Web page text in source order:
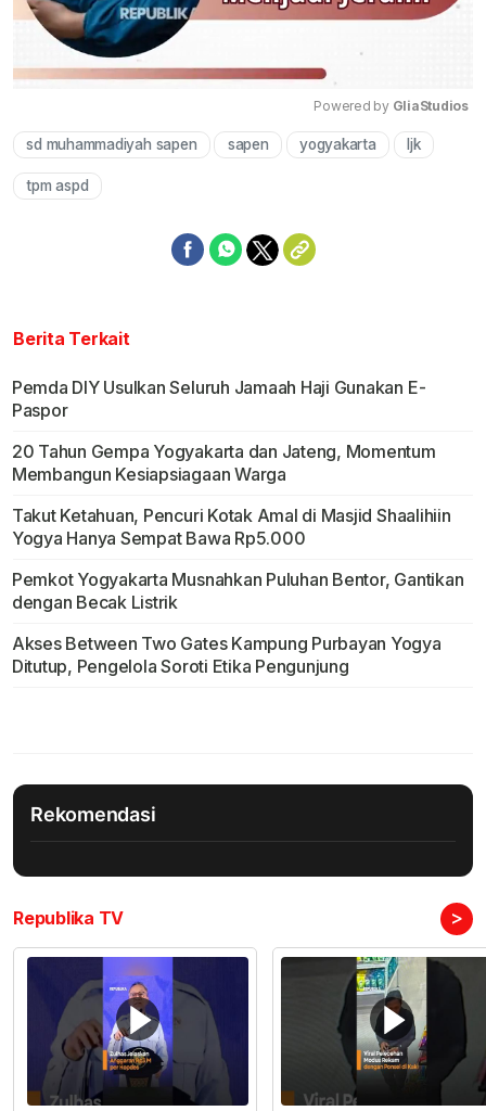
Mute
Powered by GliaStudios
sd muhammadiyah sapen sapen yogyakarta ljk
tpm aspd
Berita Terkait
Pemda DIY Usulkan Seluruh Jamaah Haji Gunakan E-
Paspor
20 Tahun Gempa Yogyakarta dan Jateng, Momentum
Membangun Kesiapsiagaan Warga
Takut Ketahuan, Pencuri Kotak Amal di Masjid Shaalihiin
Yogya Hanya Sempat Bawa Rp5.000
Pemkot Yogyakarta Musnahkan Puluhan Bentor, Gantikan
dengan Becak Listrik
Akses Between Two Gates Kampung Purbayan Yogya
Ditutup, Pengelola Soroti Etika Pengunjung
Rekomendasi
Republika TV >